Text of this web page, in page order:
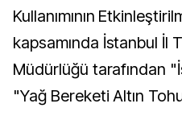
Kullanımının
kapsamında İstanbul İl
Müdürlüğü tarafından
"Yağ Bereketi Altın